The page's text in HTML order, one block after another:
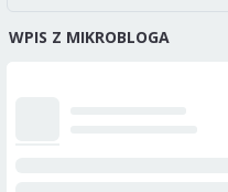
WPIS Z MIKROBLOGA